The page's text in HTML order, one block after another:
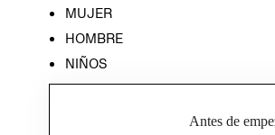
MUJER
HOMBRE
NIÑOS
HOME
Antes de